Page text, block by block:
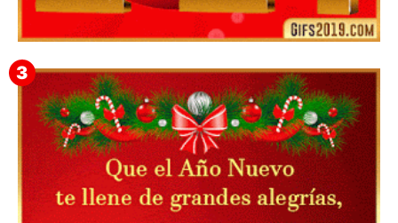
Feliz Año Nuevo 2024 Mi Amor ❤️ Mensajes, Frases y
GIFs